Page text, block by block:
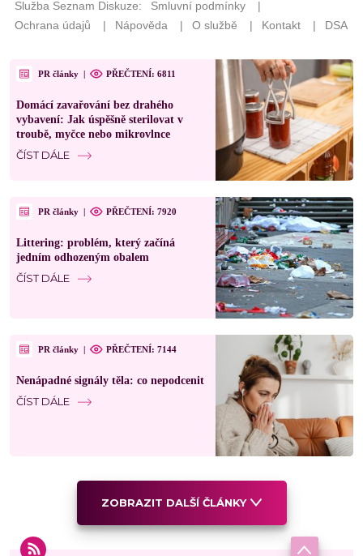
PR články | PŘEČTENÍ: 6811
Domácí zavařování bez drahého
vybavení: Jak úspěšně sterilovat v
troubě, myčce nebo mikrovlnce
ČÍST DÁLE
PR články | PŘEČTENÍ: 7920
Littering: problém, který začíná
jedním odhozeným obalem
ČÍST DÁLE
PR články | PŘEČTENÍ: 7144
Nenápadné signály těla: co nepodcenit
ČÍST DÁLE
ZOBRAZIT DALŠÍ ČLÁNKY